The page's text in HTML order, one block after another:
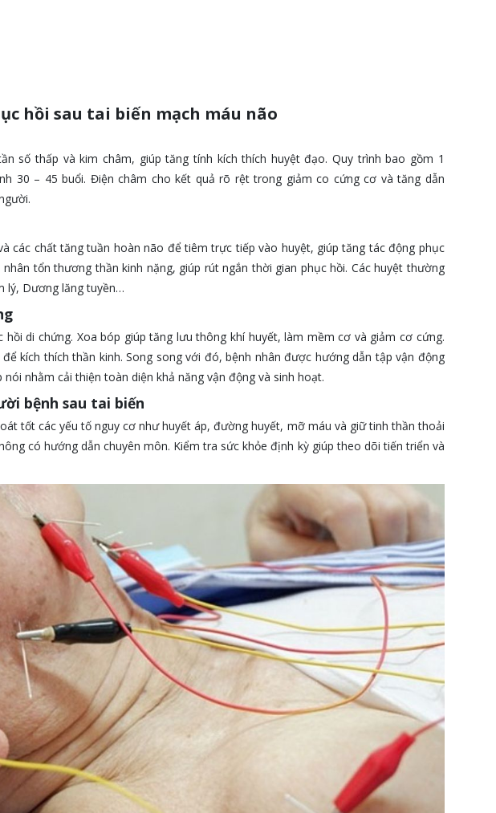
hồi sau tai biến mạch máu não
số thấp và kim châm, giúp tăng tính kích thích huyệt đạo. Quy trình bao gồm 1
30 – 45 buổi. Điện châm cho kết quả rõ rệt trong giảm co cứng cơ và tăng dẫn
các chất tăng tuần hoàn não để tiêm trực tiếp vào huyệt, giúp tăng tác động phục
tổn thương thần kinh nặng, giúp rút ngắn thời gian phục hồi. Các huyệt thường
lý, Dương lăng tuyền…
di chứng. Xoa bóp giúp tăng lưu thông khí huyết, làm mềm cơ và giảm cơ cứng.
kích thích thần kinh. Song song với đó, bệnh nhân được hướng dẫn tập vận động
nhằm cải thiện toàn diện khả năng vận động và sinh hoạt.
bệnh sau tai biến
tốt các yếu tố nguy cơ như huyết áp, đường huyết, mỡ máu và giữ tinh thần thoải
có hướng dẫn chuyên môn. Kiểm tra sức khỏe định kỳ giúp theo dõi tiến triển và